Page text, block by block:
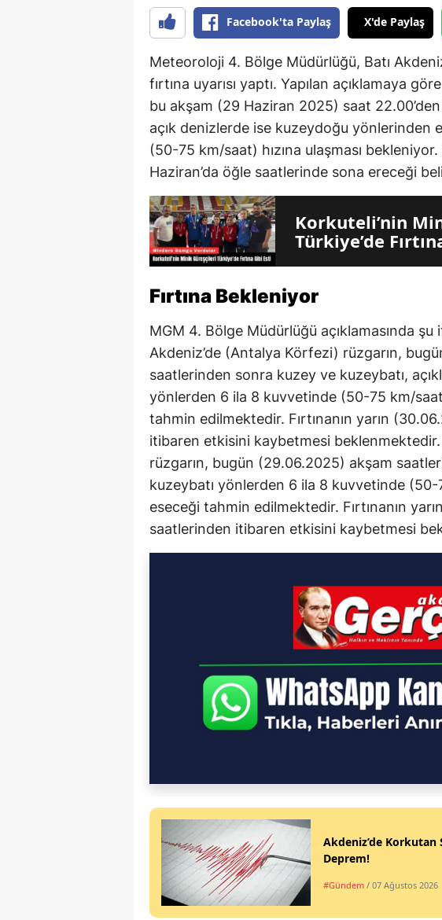
Facebook'ta Paylaş X'de Paylaş
Meteoroloji 4. Bölge Müdürlüğü, Batı
fırtına uyarısı yaptı. Yapılan açıklamaya
bu akşam (29 Haziran 2025) saat
açık denizlerde ise kuzeydoğu yönlerinden
(50-75 km/saat) hızına ulaşması
Haziran’da öğle saatlerinde sona ereceği
Korkuteli’nin
Türkiye’de
Fırtına Bekleniyor
MGM 4. Bölge Müdürlüğü açıklamasında şu
Akdeniz’de (Antalya Körfezi) rüzgarın,
saatlerinden sonra kuzey ve kuzeybatı,
yönlerden 6 ila 8 kuvvetinde (50-75 km/
tahmin edilmektedir. Fırtınanın yarın
itibaren etkisini kaybetmesi beklenmektedir.
rüzgarın, bugün (29.06.2025) akşam
kuzeybatı yönlerden 6 ila 8 kuvvetinde (50-
eseceği tahmin edilmektedir. Fırtınanın
saatlerinden itibaren etkisini kaybetmesi
Akdeniz’de Korkutan
Deprem!
#Gündem / 07 Ağustos 2026